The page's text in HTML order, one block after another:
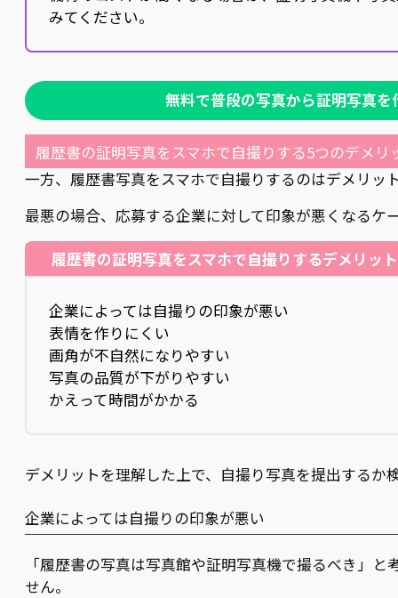
みてください。
無料で普段の写真から証明写真を
履歴書の証明写真をスマホで自撮りする5つのデメリ
一方、履歴書写真をスマホで自撮りするのはデメリッ
最悪の場合、応募する企業に対して印象が悪くなるケ
履歴書の証明写真をスマホで自撮りするデメリット
企業によっては自撮りの印象が悪い
表情を作りにくい
画角が不自然になりやすい
写真の品質が下がりやすい
かえって時間がかかる
デメリットを理解した上で、自撮り写真を提出するか
企業によっては自撮りの印象が悪い
「履歴書の写真は写真館や証明写真機で撮るべき」と
せん。